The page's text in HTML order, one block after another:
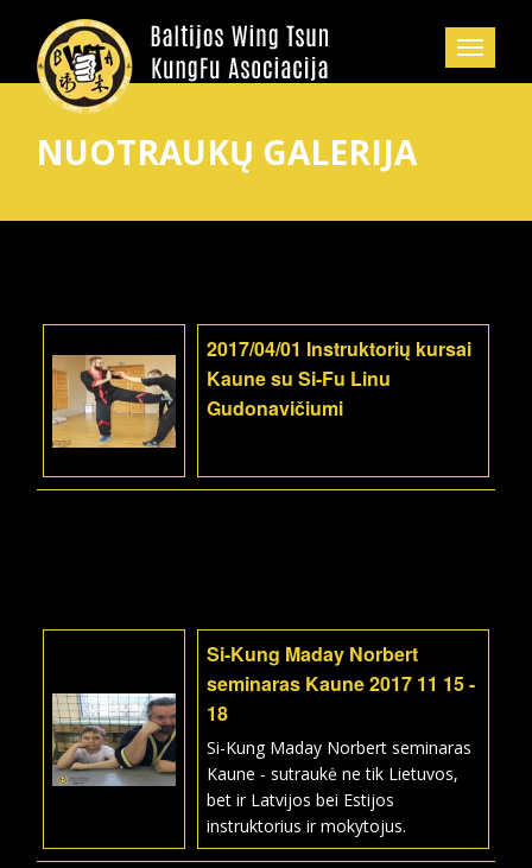
NUOTRAUKŲ GALERIJA
2017/04/01 Instruktorių kursai
Kaune su Si-Fu Linu
Gudonavičiumi
Si-Kung Maday Norbert
seminaras Kaune 2017 11 15 -
18
Si-Kung Maday Norbert seminaras
Kaune - sutraukė ne tik Lietuvos,
bet ir Latvijos bei Estijos
instruktorius ir mokytojus.